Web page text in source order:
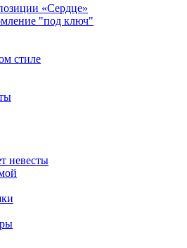
«Сердце»
"под ключ"
стиле
невесты